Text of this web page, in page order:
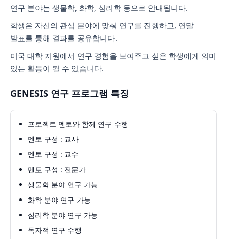
연구 분야는 생물학, 화학, 심리학 등으로 안내됩니다.
학생은 자신의 관심 분야에 맞춰 연구를 진행하고, 연말
발표를 통해 결과를 공유합니다.
미국 대학 지원에서 연구 경험을 보여주고 싶은 학생에게 의미
있는 활동이 될 수 있습니다.
GENESIS 연구 프로그램 특징
프로젝트 멘토와 함께 연구 수행
멘토 구성 : 교사
멘토 구성 : 교수
멘토 구성 : 전문가
생물학 분야 연구 가능
화학 분야 연구 가능
심리학 분야 연구 가능
독자적 연구 수행